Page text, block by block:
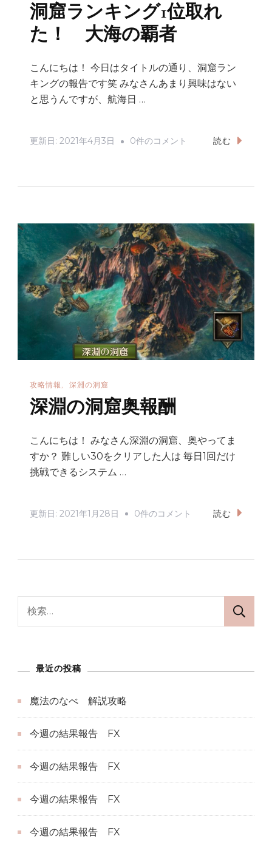
洞窟ランキング1位取れ
た！ 大海の覇者
こんにちは！ 今日はタイトルの通り、洞窟ラン
キングの報告です笑 みなさんあまり興味はない
と思うんですが、航海日 …
更新日: 2021年4月3日
洞
ン
グ
1
位
取
れ
た！
大
覇
へ
の
0件のコメント 読む
攻略情報 深淵の洞窟
深淵の洞窟奥報酬
こんにちは！ みなさん深淵の洞窟、奥やってま
すか？ 難しい30をクリアした人は 毎日1回だけ
挑戦できるシステム …
更新日: 2021年1月28日
深
の
0件のコメント 読む
最近の投稿
魔法のなべ 解説攻略
今週の結果報告 FX
今週の結果報告 FX
今週の結果報告 FX
今週の結果報告 FX